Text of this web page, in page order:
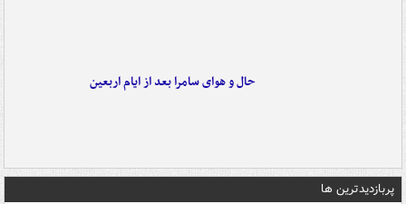
حال و هوای سامرا بعد از ایام اربعین
پربازدیدترین ها